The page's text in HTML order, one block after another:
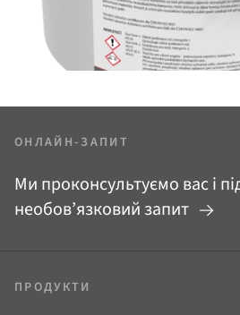
ОНЛАЙН-ЗАПИТ
Ми проконсультуємо вас і
необов’язковий запит
ПРОДУКТИ